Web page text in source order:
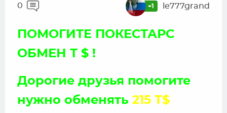
0 +1 le777grand
ПОМОГИТЕ ПОКЕСТАРС
ОБМЕН Т $ !
Дорогие друзья помогите
нужно обменять 215 T$